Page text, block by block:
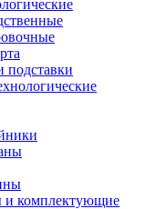
подставки
и комплектующие